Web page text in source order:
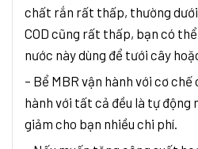
chất rắn rất thấp, thường
COD cũng rất thấp, bạn có
nước này dùng để tưới cây
– Bể MBR vận hành với cơ
hành với tất cả đều là tự động
giảm cho bạn nhiều chi phí.